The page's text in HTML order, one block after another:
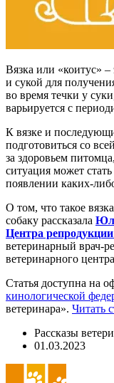
Вязка или «коитус»
и сукой для
во время течки у
варьируется с
К вязке и
подготовиться со
за здоровьем
ситуация может
появлении каких-
О том, что такое
собаку рассказала
Центра
ветеринарный врач-
ветеринарного
Статья доступна на
кинологической
ветеринара». Читать
Рассказы
01.03.2023